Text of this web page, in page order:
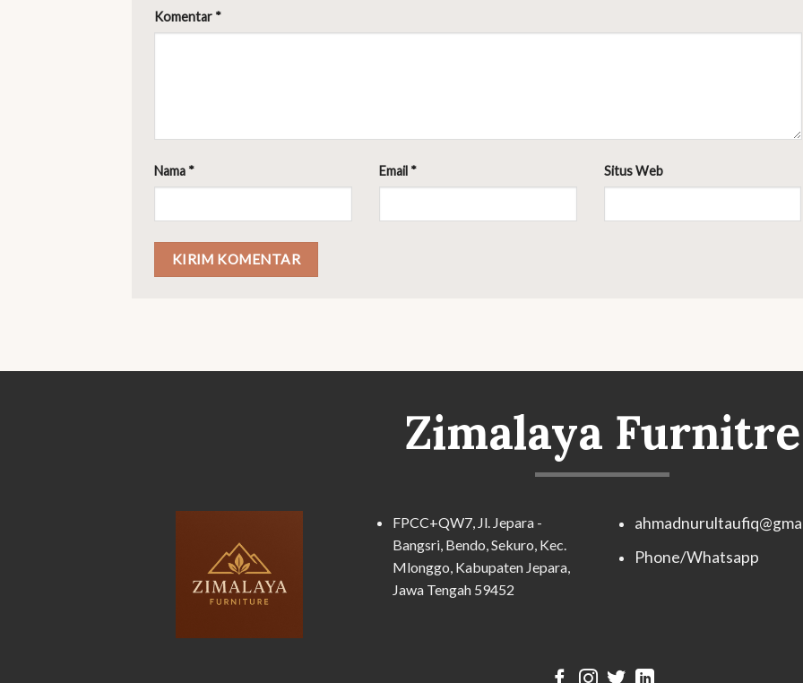
Komentar *
Nama * Email * Situs Web
Zimalaya Furnitre
FPCC+QW7, Jl. Jepara -
Bangsri, Bendo, Sekuro, Kec.
Mlonggo, Kabupaten Jepara,
Jawa Tengah 59452
Phone/Whatsapp